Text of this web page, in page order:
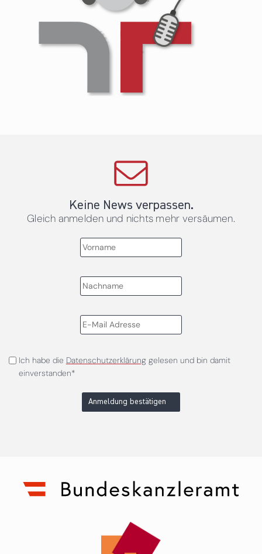
Keine News verpassen.
Gleich anmelden und nichts mehr versäumen.
Ich habe die Datenschutzerklärunggelesen und bin damit
einverstanden*
Anmeldung bestätigen